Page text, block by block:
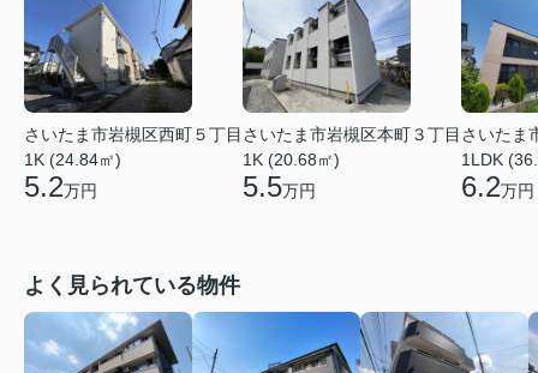
さいたま市岩槻区西町５丁目
1K (24.84㎡)
5.2万円
さいたま市岩槻区本町３丁目
1K (20.68㎡)
5.5万円
さいたま
1LDK
6.2万円
よく見られている物件